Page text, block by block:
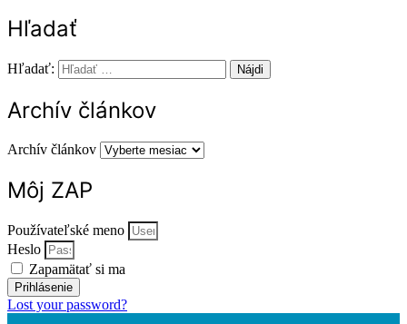
Hľadať
Hľadať:
Archív článkov
Archív článkov
Môj ZAP
Používateľské meno
Heslo
Zapamätať si ma
Prihlásenie
Lost your password?